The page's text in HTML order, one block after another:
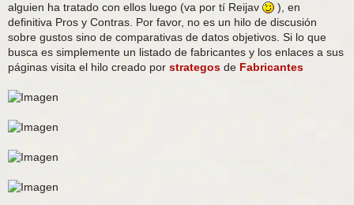
alguien ha tratado con ellos luego (va por tí Reijav
), en
definitiva Pros y Contras. Por favor, no es un hilo de discusión
sobre gustos sino de comparativas de datos objetivos. Si lo que
busca es simplemente un listado de fabricantes y los enlaces a sus
páginas visita el hilo creado por strategos de Fabricantes